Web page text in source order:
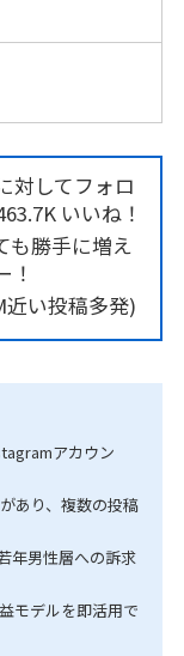
対してフォロ
いいね！
も勝手に増え
！
い投稿多発)
アカウン
あり、複数の投稿
年男性層への訴求
モデルを即活用で